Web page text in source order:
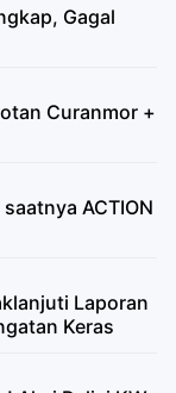
Gagal
Curanmor +
ACTION
Laporan
Keras